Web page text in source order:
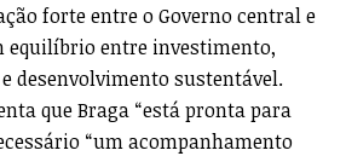
forte entre o Governo central e
equilíbrio entre investimento,
desenvolvimento sustentável.
que Braga “está pronta para
“um acompanhamento